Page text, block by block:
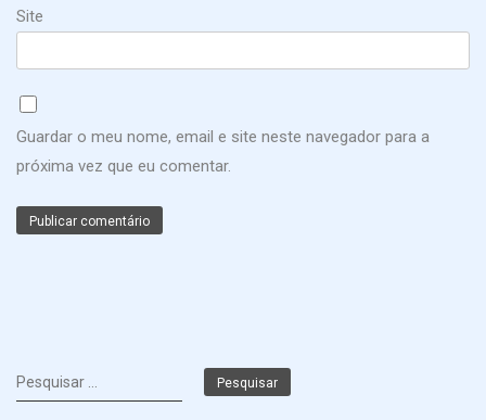
Site
Guardar o meu nome, email e site neste navegador para a
próxima vez que eu comentar.
Pesquisar
por: